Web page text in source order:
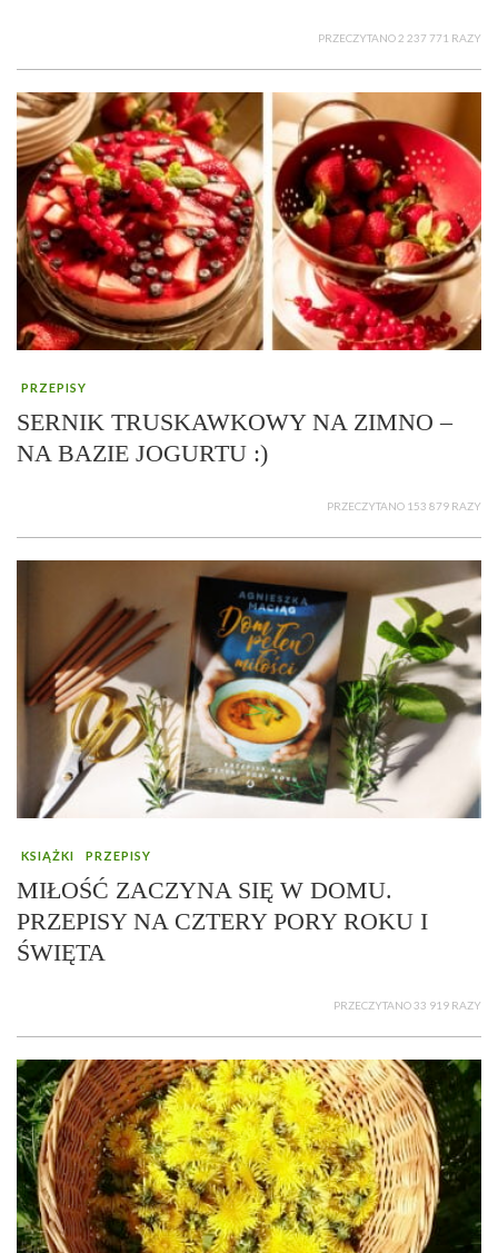
PRZECZYTANO 2 237 771 RAZY
PRZEPISY
SERNIK TRUSKAWKOWY NA ZIMNO –
NA BAZIE JOGURTU :)
PRZECZYTANO 153 879 RAZY
KSIĄŻKI PRZEPISY
MIŁOŚĆ ZACZYNA SIĘ W DOMU.
PRZEPISY NA CZTERY PORY ROKU I
ŚWIĘTA
PRZECZYTANO 33 919 RAZY